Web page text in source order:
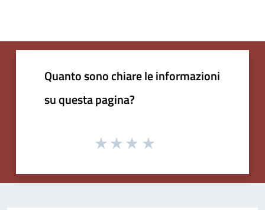
Quanto sono chiare le informazioni
su questa pagina?